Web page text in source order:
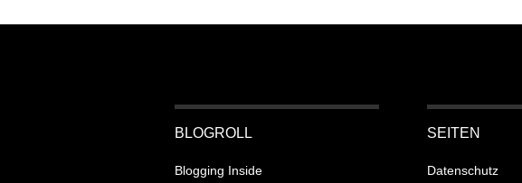
BLOGROLL
Blogging Inside
SEITEN
Datenschutz